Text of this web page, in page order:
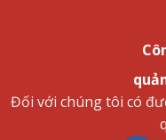
Đối với chúng tôi có